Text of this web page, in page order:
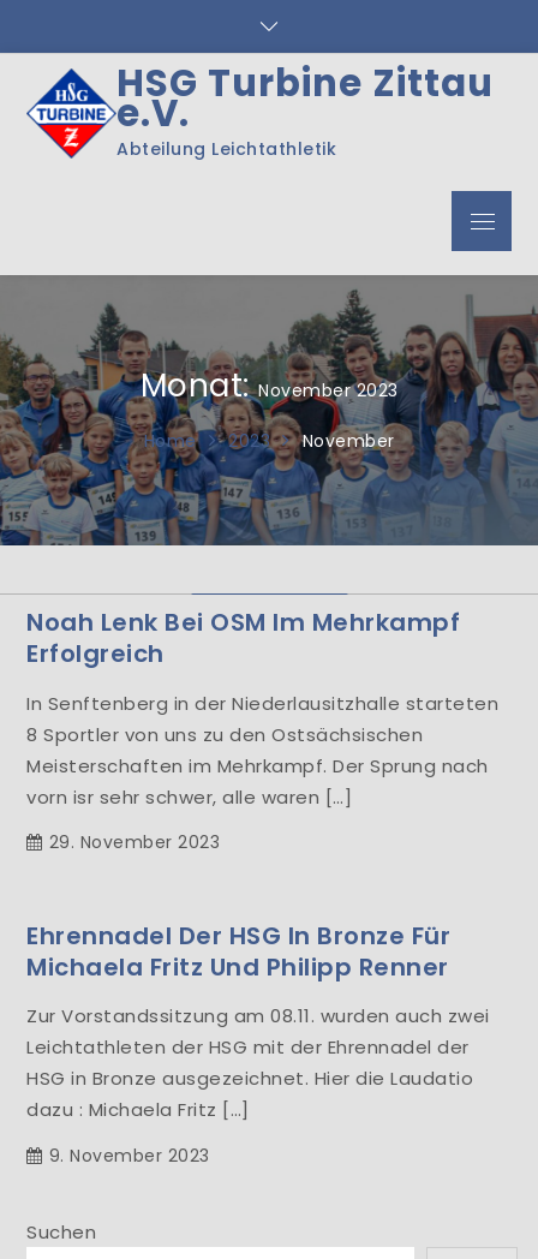
content
HSG Turbine Zittau
e.V.
Abteilung Leichtathletik
Menu
Monat:November 2023
Home 2023 November
Herzlich Willkommen
Learn More
Noah Lenk Bei OSM Im Mehrkampf
Erfolgreich
In Senftenberg in der Niederlausitzhalle starteten
8 Sportler von uns zu den Ostsächsischen
Meisterschaften im Mehrkampf. Der Sprung nach
vorn isr sehr schwer, alle waren […]
29. November 2023
Ehrennadel Der HSG In Bronze Für
Michaela Fritz Und Philipp Renner
Zur Vorstandssitzung am 08.11. wurden auch zwei
Leichtathleten der HSG mit der Ehrennadel der
HSG in Bronze ausgezeichnet. Hier die Laudatio
dazu : Michaela Fritz […]
9. November 2023
Suchen